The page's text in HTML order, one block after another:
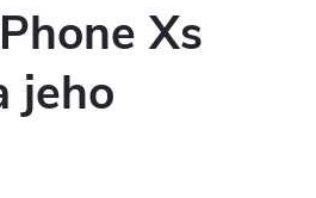
Xs
jeho